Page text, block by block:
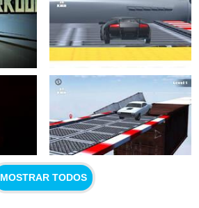
MOSTRAR TODOS